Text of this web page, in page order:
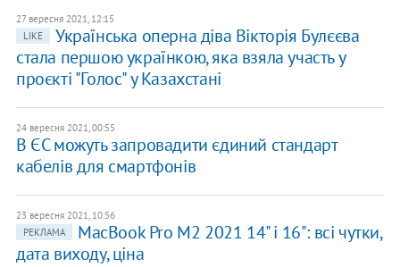
27 вересня 2021, 12:15
LIKE
Українська оперна діва Вікторія Булєєва
стала першою українкою, яка взяла участь у
проєкті "Голос" у Казахстані
24 вересня 2021, 00:55
В ЄС можуть запровадити єдиний стандарт
кабелів для смартфонів
23 вересня 2021, 10:56
РЕКЛАМА
MacBook Pro M2 2021 14" і 16": всі чутки,
дата виходу, ціна